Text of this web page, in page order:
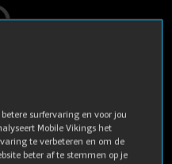
surfervaring en voor jou
Mobile Vikings het
te verbeteren en om de
beter af te stemmen op je